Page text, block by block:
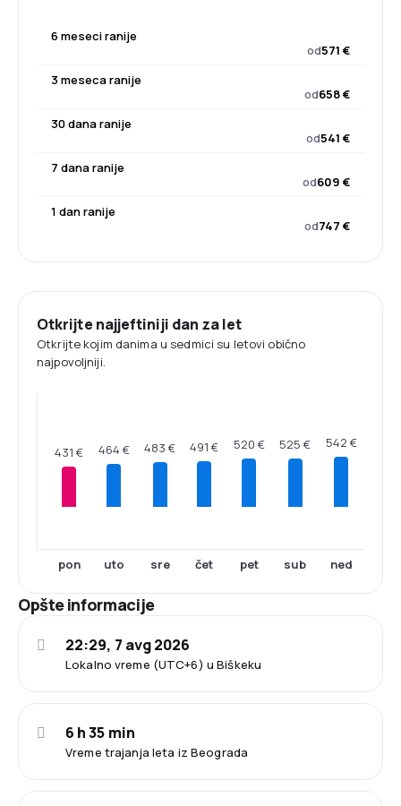
6 meseci ranije
od571 €
3 meseca ranije
od658 €
30 dana ranije
od541 €
7 dana ranije
od609 €
1 dan ranije
od747 €
Otkrijte najjeftiniji dan za let
Otkrijte kojim danima u sedmici su letovi obično
najpovoljniji.
431 €
pon
464 €
uto
483 €
sre
491 €
čet
520 €
pet
525 €
sub
542 €
ned
Opšte informacije
Lokalno vreme (UTC+6) u Biškeku
22:29, 7 avg 2026
Vreme trajanja leta iz Beograda
6 h 35 min